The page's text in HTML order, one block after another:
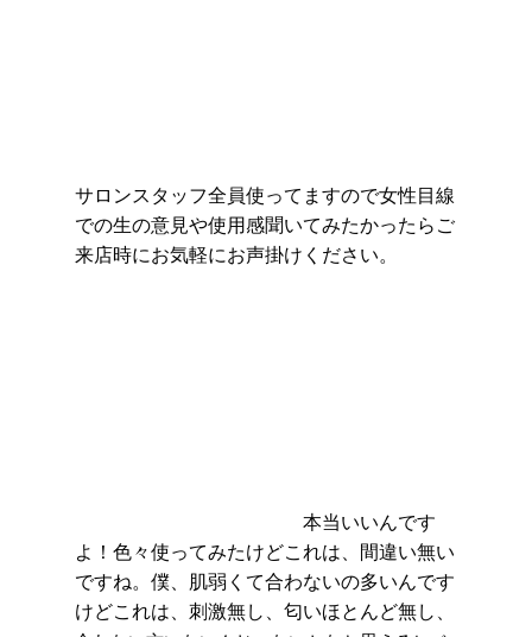
サロンスタッフ全員使ってますので女性目線
での生の意見や使用感聞いてみたかったらご
来店時にお気軽にお声掛けください。
本当いいんです
よ！色々使ってみたけどこれは、間違い無い
ですね。僕、肌弱くて合わないの多いんです
けどこれは、刺激無し、匂いほとんど無し、